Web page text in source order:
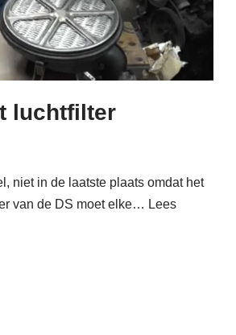
luchtfilter
niet in de laatste plaats omdat het
van de DS moet elke… Lees